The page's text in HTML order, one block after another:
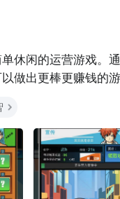
休闲的运营游戏。
做出更棒更赚钱的